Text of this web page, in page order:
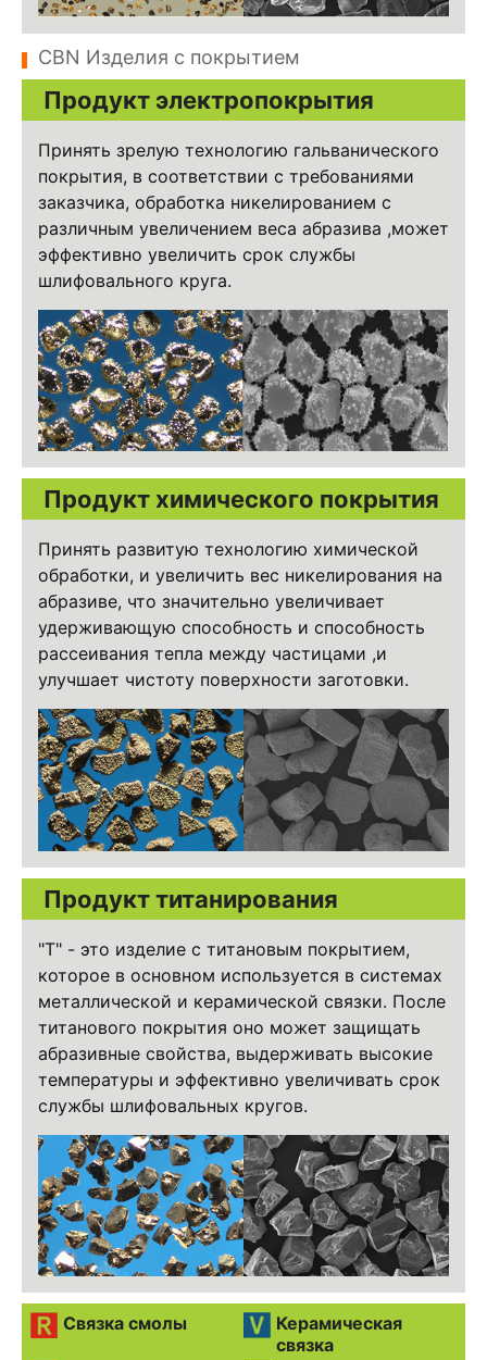
CBN Изделия с покрытием
Продукт электропокрытия
Принять зрелую технологию гальванического
покрытия, в соответствии с требованиями
заказчика, обработка никелированием с
различным увеличением веса абразива ,может
эффективно увеличить срок службы
шлифовального круга.
Продукт химического покрытия
Принять развитую технологию химической
обработки, и увеличить вес никелирования на
абразиве, что значительно увеличивает
удерживающую способность и способность
рассеивания тепла между частицами ,и
улучшает чистоту поверхности заготовки.
Продукт титанирования
"T" - это изделие с титановым покрытием,
которое в основном используется в системах
металлической и керамической связки. После
титанового покрытия оно может защищать
абразивные свойства, выдерживать высокие
температуры и эффективно увеличивать срок
службы шлифовальных кругов.
Связка смолы
Керамическая
связка